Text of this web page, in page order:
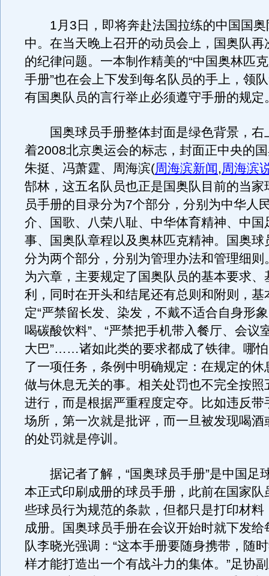
1月3日，即将奔赴法国拉练的中国国奥
中。在当天晚上召开的动员会上，国奥队再
的纪律问题。一本制作精美的“中国奥林匹
手册”也在会上下发到每名队员的手上，领
有国奥队员的言行举止必须遵守手册的规定
国奥球员手册整体封面是绿色背景，右
着2008北京奥运会的标志，封面正中央的
朱挺、冯萧霆、周海滨(周海滨新闻,周海滨
郜林，这五名队员也正是国奥队目前的当家
员手册的目录分为7个部分，分别为中华人
介、国歌、八荣八耻、中华体育精神、中国
事、国奥队章程以及奥林匹克精神。国奥球
分为两个部分，分别为管理办法和管理细则
为六章，主要规定了国奥队员的基本要求、
利，同时在开头和结尾还有总则和附则，基
定“严禁留长发、染发，不戴不适合自身形
喝碳酸饮料”、“严禁把手机带入餐厅、会议
大巴”……诸如此类的要求都成了铁律。哪
了一项任务，条例中明确规定：在规定的休
做与休息无关的事。相关处罚也不完全按照
进行，而是根据严重程度定夺。比如违反带
场所，第一次就是批评，而一旦被发现喝酒
的处罚就是停训。
据记者了解，“国奥球员手册”是中国足
本正式印刷成册的球员手册，此前在国家队
些球员行为规范的条款，但都只是打印材料
成册。国奥球员手册在会议开始时就下发给
队李晓光强调：“这本手册要随身携带，随
样才能打造出一个有战斗力的集体。”足协